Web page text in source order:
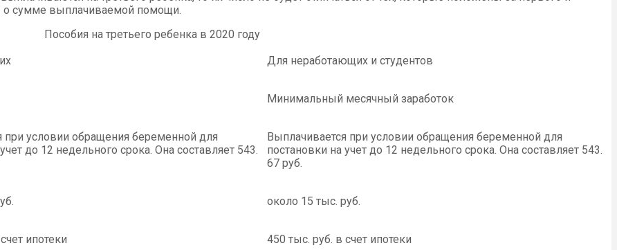
о сумме выплачиваемой помощи.
Пособия на третьего ребенка в 2020 году
Для неработающих и студентов
Минимальный месячный заработок
при условии обращения беременной для
до 12 недельного срока. Она составляет 543.
Выплачивается при условии обращения беременной для
постановки на учет до 12 недельного срока. Она составляет 543.
67 руб.
около 15 тыс. руб.
ипотеки 450 тыс. руб. в счет ипотеки